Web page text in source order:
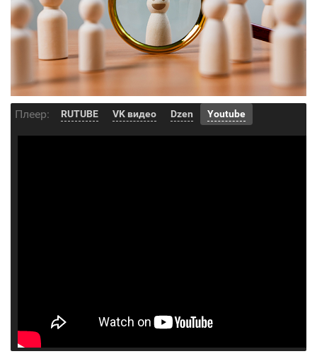
Плеер: RUTUBE VK видео Dzen Youtube